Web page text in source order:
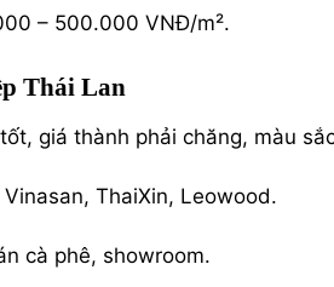
– 500.000 VNĐ/m².
Thái Lan
giá thành phải chăng, màu
Vinasan, ThaiXin, Leowood.
cà phê, showroom.